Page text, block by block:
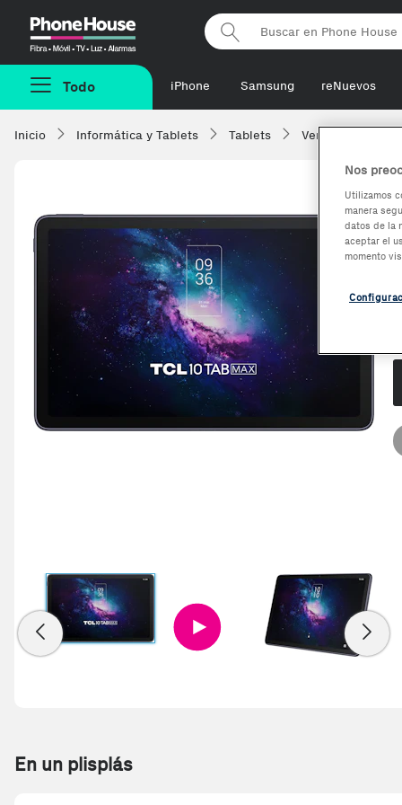
Phonehouse
Todo iPhone Samsung reNuevos
Inicio Informática y Tablets Tablets Ver todas
En un plisplás
Nos
Utilizamos
manera
datos de la
aceptar el
momento